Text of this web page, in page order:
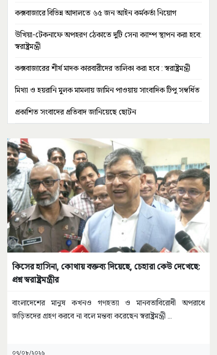
কক্সবাজারে বিভিন্ন আদালতে ৬৫ জন আইন কর্মকর্তা নিয়োগ
উখিয়া-টেকনাফে অপহরণ ঠেকাতে দুটি সেনা ক্যাম্প স্থাপন করা হবে:
স্বরাষ্ট্রমন্ত্রী
কক্সবাজারের শীর্ষ মাদক কারবারীদের তালিকা করা হবে : স্বরাষ্ট্রমন্ত্রী
মিথ্যা ও হয়রানি মুলক মামলায় জামিন পাওয়ায় সাংবাদিক টিপু সম্বর্ধিত
প্রকাশিত সংবাদের প্রতিবাদ জানিয়েছে ছোটন
কিসের হাসিনা, কোথায় বক্তব্য দিয়েছে, চেহারা কেউ দেখেছে:
প্রশ্ন স্বরাষ্ট্রমন্ত্রীর
বাংলাদেশের মানুষ কখনও গণহত্যা ও মানবতাবিরোধী অপরাধে
জড়িতদের গ্রহণ করবে না বলে মন্তব্য করেছেন স্বরাষ্ট্রমন্ত্রী ...
০৭/০৮/২০২৬